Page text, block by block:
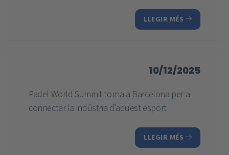
LLEGIR MÉS
10/12/2025
Padel World Summit torna a Barcelona per a
connectar la indústria d’aquest esport
LLEGIR MÉS